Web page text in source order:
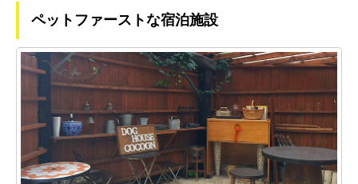
ペットファーストな宿泊施設